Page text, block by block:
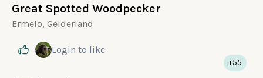
Great Spotted Woodpecker
Ermelo, Gelderland
Login to like
+55